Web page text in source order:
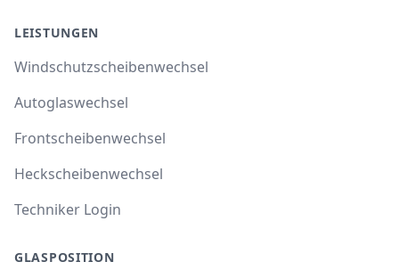
LEISTUNGEN
Windschutzscheibenwechsel
Autoglaswechsel
Frontscheibenwechsel
Heckscheibenwechsel
Techniker Login
GLASPOSITION